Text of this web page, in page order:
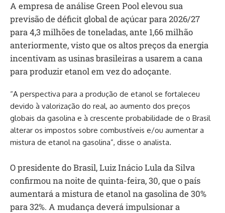
A empresa de análise Green Pool elevou sua
previsão de déficit global de açúcar para 2026/27
para 4,3 milhões de toneladas, ante 1,66 milhão
anteriormente, visto que os altos preços da energia
incentivam as usinas brasileiras a usarem a cana
para produzir etanol em vez do adoçante.
“A perspectiva para a produção de etanol se fortaleceu
devido à valorização do real, ao aumento dos preços
globais da gasolina e à crescente probabilidade de o Brasil
alterar os impostos sobre combustíveis e/ou aumentar a
mistura de etanol na gasolina”, disse o analista.
O presidente do Brasil, Luiz Inácio Lula da Silva
confirmou na noite de quinta-feira, 30, que o país
aumentará a mistura de etanol na gasolina de 30%
para 32%. A mudança deverá impulsionar a